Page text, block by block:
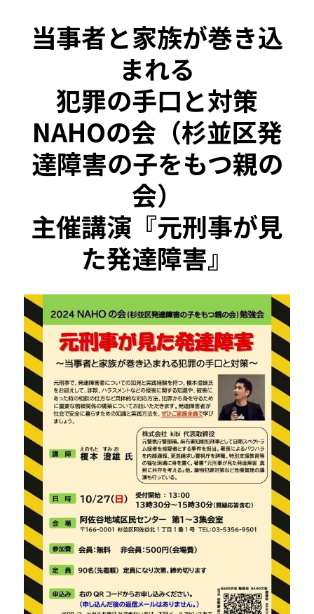
当事者と家族が巻き込
まれる
犯罪の手口と対策
NAHOの会（杉並区発
達障害の子をもつ親の
会）
主催講演『元刑事が見
た発達障害』